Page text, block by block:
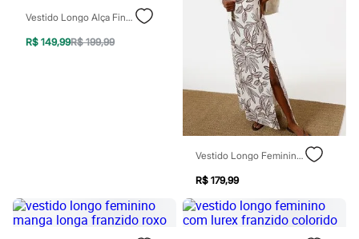
Sapatilhas
Tênis
Marcas
Shorts e Bermudas
Tops
Vestido Longo Alça Fina Feminino De Viscose Com Recortes Texturizado Off White
R$ 149,99R$ 199,99
Vestido Longo Feminino Alça Fina Com Linho E Fenda Folhagens Off White
R$ 179,99